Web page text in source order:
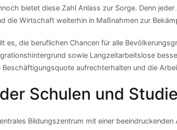
bietet diese Zahl Anlass zur Sorge. Denn
die Wirtschaft weiterhin in Maßnahmen zur
es, die beruflichen Chancen für alle
sowie Langzeitarbeitslose
Beschäftigungsquote aufrechterhalten und die
Schulen und
Bildungszentrum mit einer